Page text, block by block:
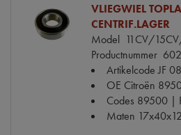
VLIEGWIEL
CENTRIF.LAGER
Model 11CV/
Productnummer
Artikelcode JF
OE Citroën
Codes 89500 |
Maten